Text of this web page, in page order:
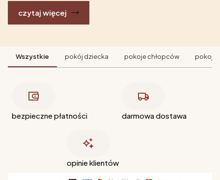
czytaj więcej
Wszystkie pokój dziecka pokoje chłopców pokoje
bezpieczne płatności darmowa dostawa
opinie klientów